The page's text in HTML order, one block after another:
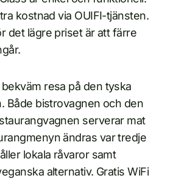
kostnad via OUIFI-tjänsten.
det lägre priset är att färre
resa på den tyska
Både bistrovagnen och den
serverar mat
ändras var tredje
lokala råvaror samt
alternativ. Gratis WiFi